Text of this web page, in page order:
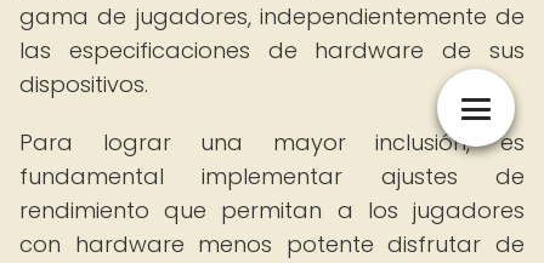
gama de jugadores, independientemente de
las especificaciones de hardware de sus
dispositivos.
Para lograr una mayor inclusión, es
fundamental implementar ajustes de
rendimiento que permitan a los jugadores
con hardware menos potente disfrutar de